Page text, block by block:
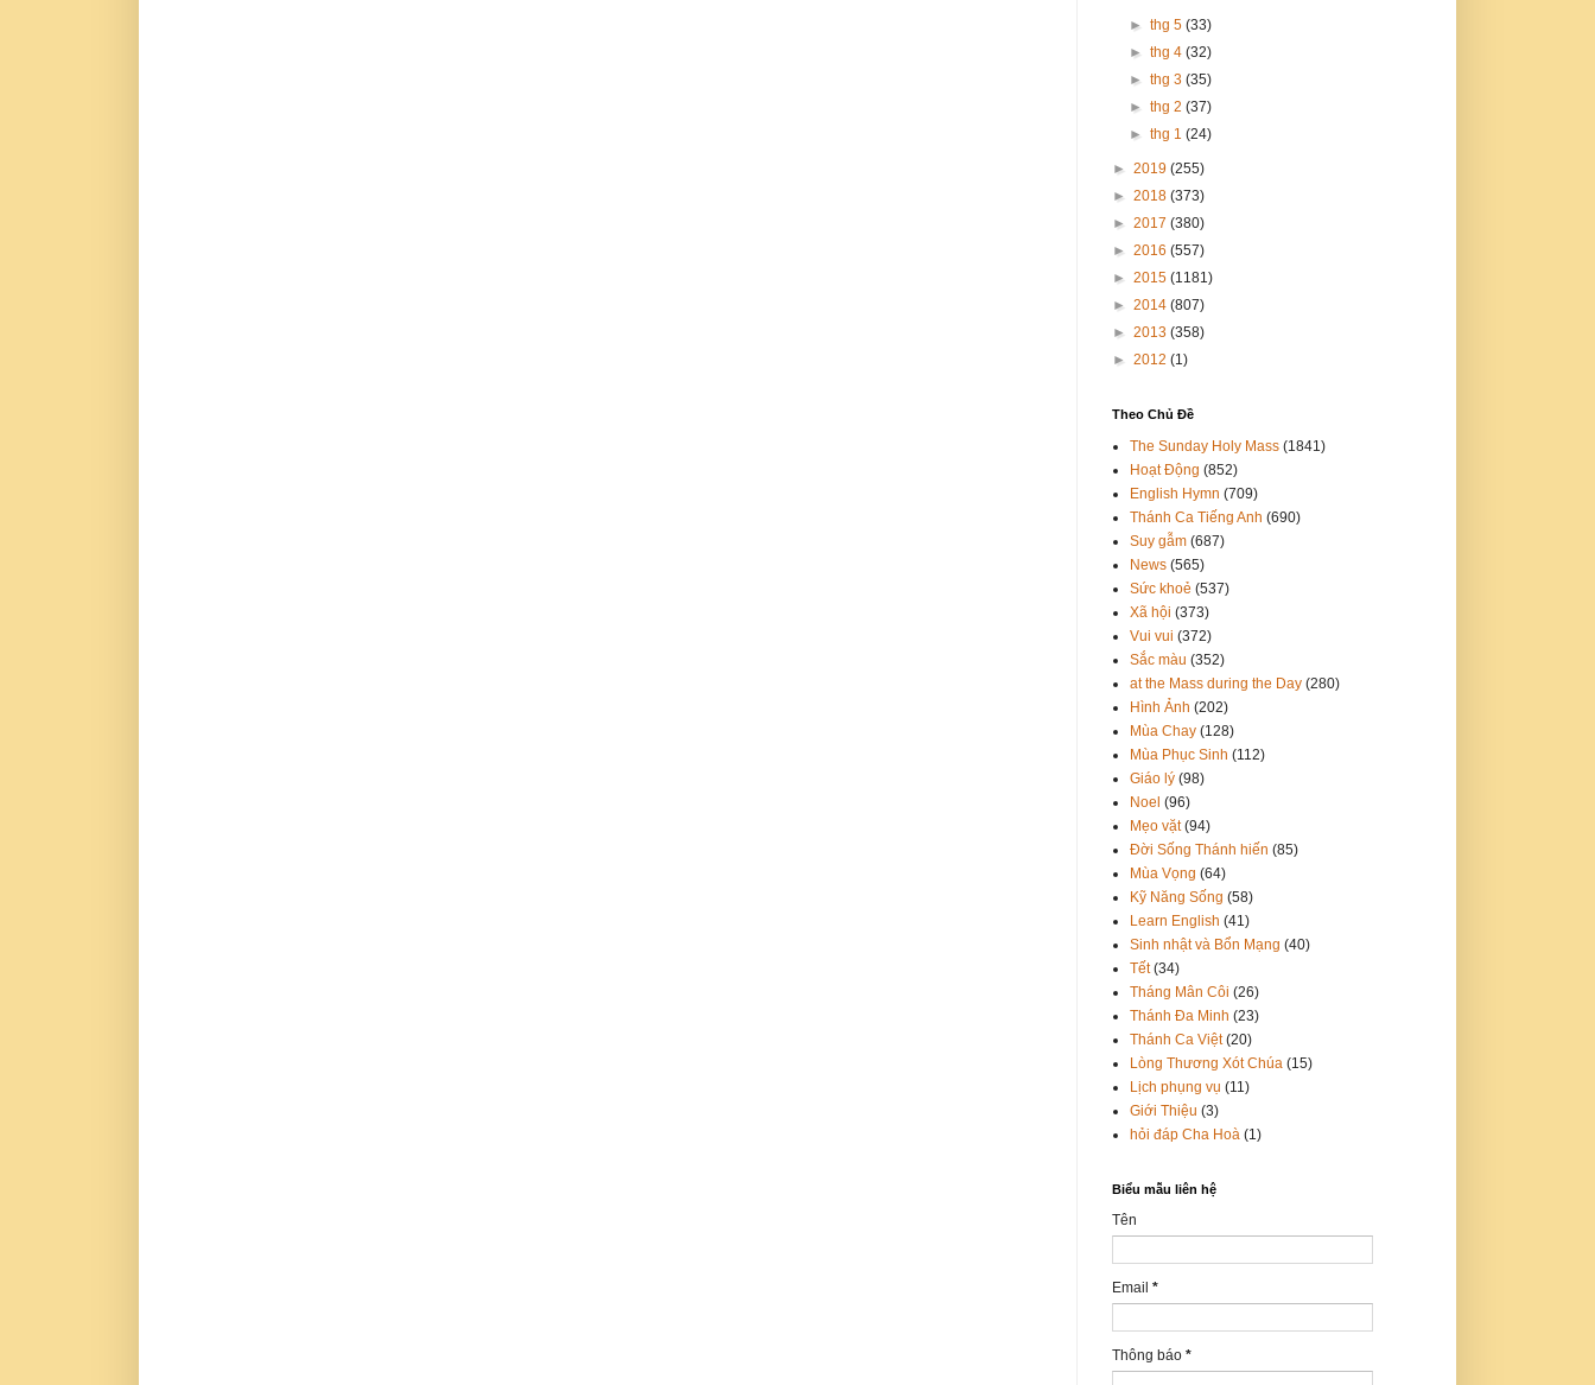
►thg 5(33)
►thg 4(32)
►thg 3(35)
►thg 2(37)
►thg 1(24)
► 2019 (255)
► 2018 (373)
► 2017 (380)
► 2016 (557)
► 2015 (1181)
► 2014 (807)
► 2013 (358)
► 2012 (1)
Theo Chủ Đề
The Sunday Holy Mass (1841)
Hoạt Động (852)
English Hymn (709)
Thánh Ca Tiếng Anh (690)
Suy gẫm (687)
News (565)
Sức khoẻ (537)
Xã hội (373)
Vui vui (372)
Sắc màu (352)
at the Mass during the Day (280)
Hình Ảnh (202)
Mùa Chay (128)
Mùa Phục Sinh (112)
Giáo lý (98)
Noel (96)
Mẹo vặt (94)
Đời Sống Thánh hiến (85)
Mùa Vọng (64)
Kỹ Năng Sống (58)
Learn English (41)
Sinh nhật và Bổn Mạng (40)
Tết (34)
Tháng Mân Côi (26)
Thánh Đa Minh (23)
Thánh Ca Việt (20)
Lòng Thương Xót Chúa (15)
Lịch phụng vụ (11)
Giới Thiệu (3)
hỏi đáp Cha Hoà (1)
Biểu mẫu liên hệ
Tên
Email *
Thông báo *